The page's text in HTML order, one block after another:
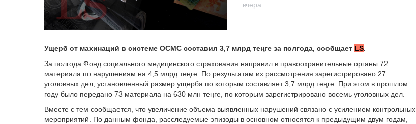
вчера
Ущерб от махинаций в системе ОСМС составил 3,7 млрд теңге за полгода, сообщает LS.
За полгода Фонд социального медицинского страхования направил в правоохранительные органы 72
материала по нарушениям на 4,5 млрд теңге. По результатам их рассмотрения зарегистрировано 27
уголовных дел, установленный размер ущерба по которым составляет 3,7 млрд теңге. При этом в прошлом
году было передано 73 материала на 630 млн теңге, по которым зарегистрировано восемь уголовных дел.
Вместе с тем сообщается, что увеличение объема выявленных нарушений связано с усилением контрольных
мероприятий. По данным фонда, расследуемые эпизоды в основном относятся к предыдущим двум годам,